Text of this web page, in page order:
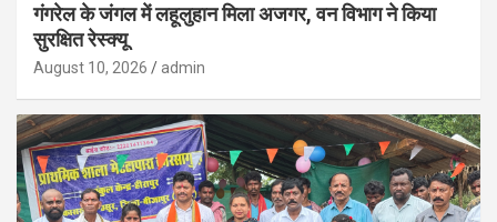
गंगरेल के जंगल में लहूलुहान मिला अजगर, वन विभाग ने किया
सुरक्षित रेस्क्यू
August 10, 2026 admin